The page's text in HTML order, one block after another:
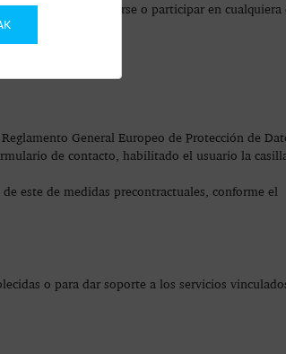
registrarse, suscribirse o participar en cualquiera
General Europeo de Protección de
de contacto, habilitado el usuario la
este de medidas precontractuales, conforme el
o para dar soporte a los servicios